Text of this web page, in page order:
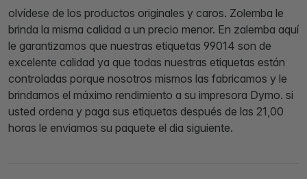
olvídese de los productos originales y caros. Zolemba le
brinda la misma calidad a un precio menor. En zalemba aquí
le garantizamos que nuestras etiquetas 99014 son de
excelente calidad ya que todas nuestras etiquetas están
controladas porque nosotros mismos las fabricamos y le
brindamos el máximo rendimiento a su impresora Dymo. si
usted ordena y paga sus etiquetas después de las 21,00
horas le enviamos su paquete el dia siguiente.